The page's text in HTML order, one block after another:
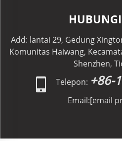
Add: lantai 29, Gedung
Komunitas Haiwang,
Shenzhen,
Telepon: +86-
Email:[email